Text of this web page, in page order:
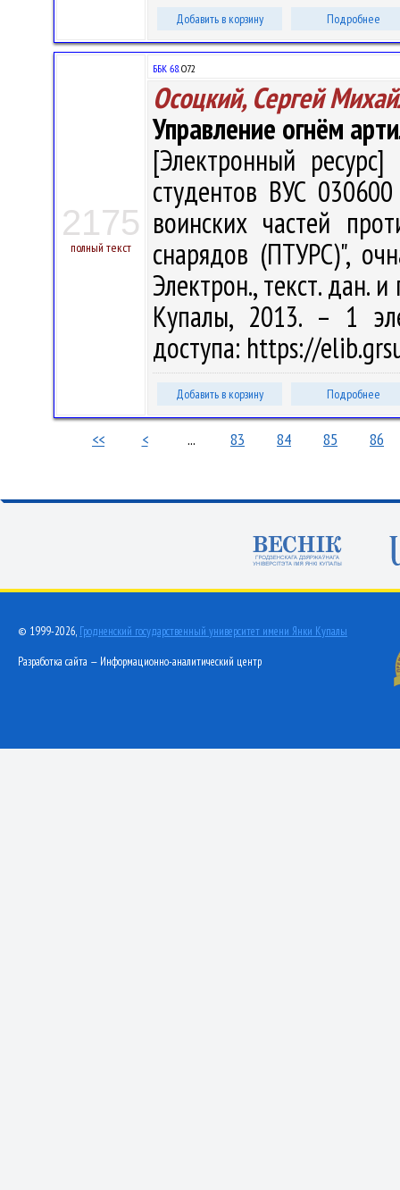
Добавить в корзину Подробнее
2175
полный текст
ББК 68.О72
Осоцкий, Сергей
Управление огнём
[Электронный
студентов ВУС
воинских частей
снарядов (ПТУРС)",
Электрон., текст. дан.
Купалы, 2013. – 1
доступа: https://
Добавить в корзину Подробнее
<< < ... 83 84 85 86
© 1999-2026, Гродненский государственный университет имени Янки Купалы
Разработка сайта — Информационно-аналитический центр